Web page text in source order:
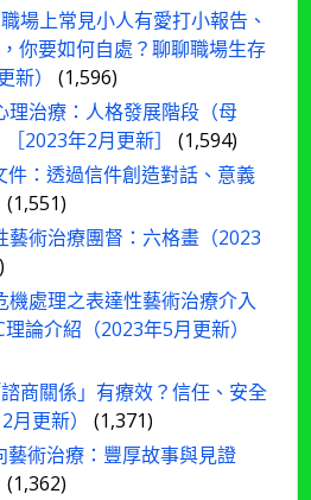
場上常見小人有愛打小報告、
你要如何自處？聊聊職場生存
）
(1,596)
治療：人格發展階段（母
2023年2月更新］
(1,594)
件：透過信件創造對話、意義
(1,551)
術治療團督：六格畫（2023
處理之表達性藝術治療介入
論介紹（2023年5月更新）
商關係」有療效？信任、安全
更新）
(1,371)
藝術治療：豐厚故事與見證
(1,362)